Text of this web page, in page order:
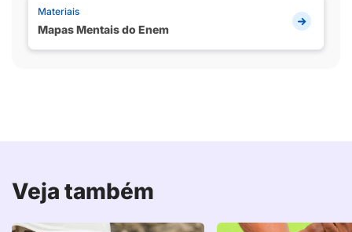
Materiais
Mapas Mentais do Enem
Veja também